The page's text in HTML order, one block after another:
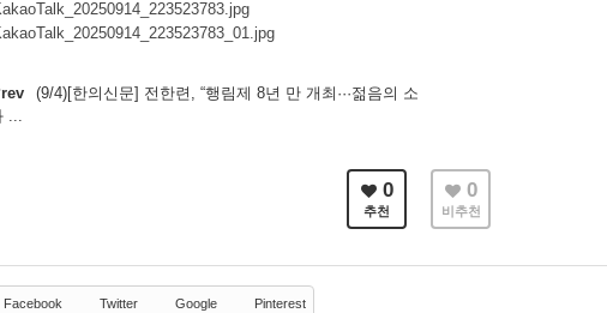
(9/4)[한의신문] 전한련, “행림제 8년 만 개최···젊음의 소
...
0
추천
0
비추천
Facebook Twitter Google Pinterest